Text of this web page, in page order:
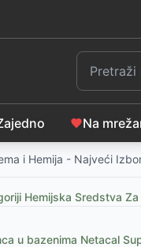
Na
i Hemija - Najveći
Hemijska Sredstva
u bazenima Netacal